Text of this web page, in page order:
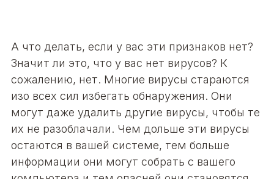
А что делать, если у вас эти признаков нет?
Значит ли это, что у вас нет вирусов? К
сожалению, нет. Многие вирусы стараются
изо всех сил избегать обнаружения. Они
могут даже удалить другие вирусы, чтобы те
их не разоблачали. Чем дольше эти вирусы
остаются в вашей системе, тем больше
информации они могут собрать с вашего